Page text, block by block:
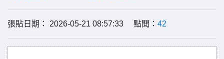
張貼日期： 2026-05-21 08:57:33 點閱： 42